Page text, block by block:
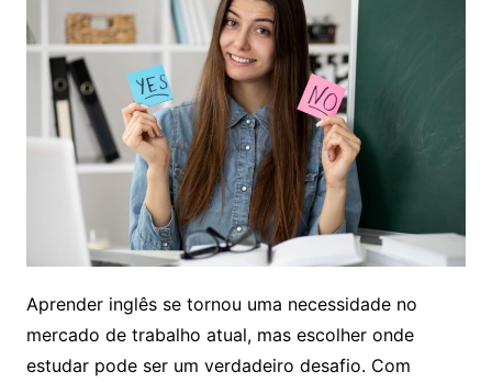
Aprender inglês se tornou uma necessidade no
mercado de trabalho atual, mas escolher onde
estudar pode ser um verdadeiro desafio. Com